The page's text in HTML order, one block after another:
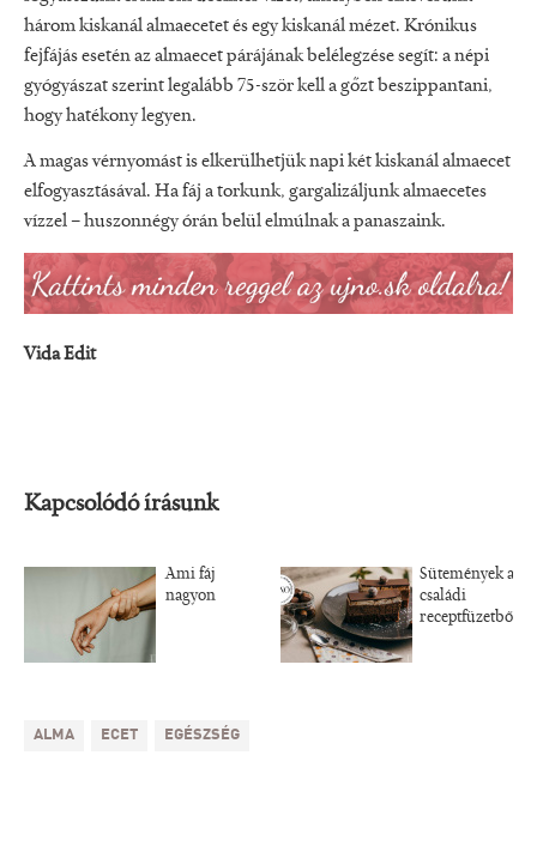
három kiskanál almaecetet és egy kiskanál mézet. Krónikus
fejfájás esetén az almaecet párájának belélegzése segít: a népi
gyógyászat szerint legalább 75-ször kell a gőzt beszippantani,
hogy hatékony legyen.
A magas vérnyomást is elkerülhetjük napi két kiskanál almaecet
elfogyasztásával. Ha fáj a torkunk, gargalizáljunk almaecetes
vízzel – huszonnégy órán belül elmúlnak a panaszaink.
Vida Edit
Kapcsolódó írásunk
Ami fáj
nagyon
Sütemények a
családi
receptfüzetből
ALMA ECET EGÉSZSÉG